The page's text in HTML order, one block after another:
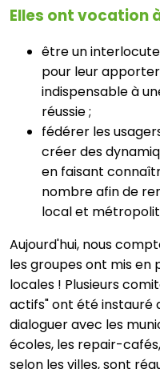
Elles ont vocation
être un
pour leur apporter
indispensable à
réussie ;
fédérer les
créer des
en faisant
nombre afin de
local et
Aujourd'hui, nous
les groupes ont mis en
locales ! Plusieurs
actifs" ont été instauré
dialoguer avec les
écoles, les repair-
selon les villes, sont